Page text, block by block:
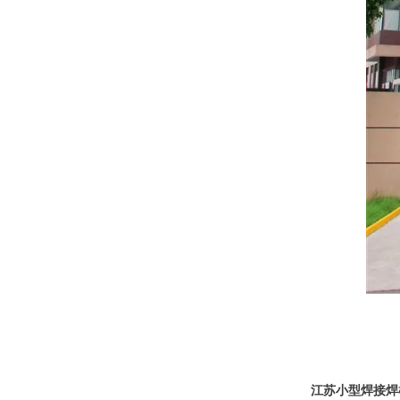
江苏小型焊接